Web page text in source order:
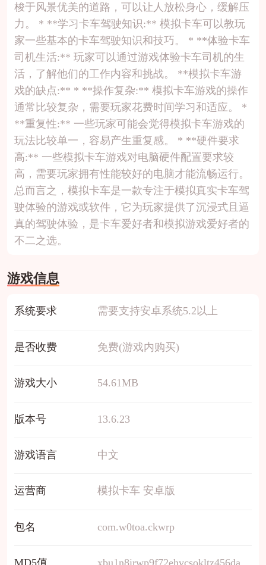
梭于风景优美的道路，可以让人放松身心，缓解压
力。 * **学习卡车驾驶知识:** 模拟卡车可以教玩
家一些基本的卡车驾驶知识和技巧。 * **体验卡车
司机生活:** 玩家可以通过游戏体验卡车司机的生
活，了解他们的工作内容和挑战。 **模拟卡车游
戏的缺点:** * **操作复杂:** 模拟卡车游戏的操作
通常比较复杂，需要玩家花费时间学习和适应。 *
**重复性:** 一些玩家可能会觉得模拟卡车游戏的
玩法比较单一，容易产生重复感。 * **硬件要求
高:** 一些模拟卡车游戏对电脑硬件配置要求较
高，需要玩家拥有性能较好的电脑才能流畅运行。
总而言之，模拟卡车是一款专注于模拟真实卡车驾
驶体验的游戏或软件，它为玩家提供了沉浸式且逼
真的驾驶体验，是卡车爱好者和模拟游戏爱好者的
不二之选。
游戏信息
系统要求 需要支持安卓系统5.2以上
是否收费 免费(游戏内购买)
游戏大小 54.61MB
版本号 13.6.23
游戏语言 中文
运营商 模拟卡车 安卓版
包名 com.w0toa.ckwrp